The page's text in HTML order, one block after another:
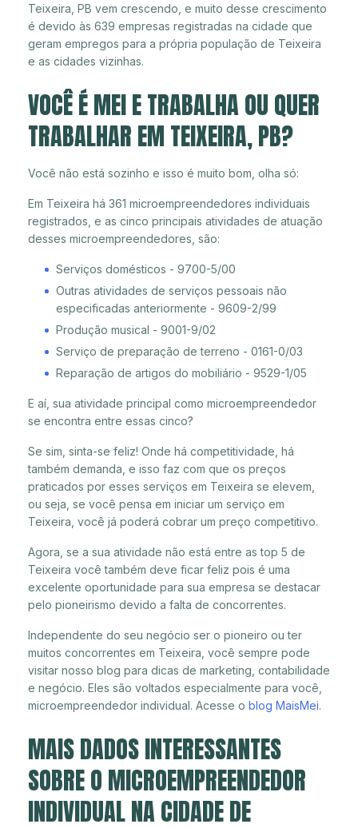
Teixeira, PB vem crescendo, e muito desse crescimento
é devido às 639 empresas registradas na cidade que
geram empregos para a própria população de Teixeira
e as cidades vizinhas.
VOCÊ É MEI E TRABALHA OU QUER
TRABALHAR EM TEIXEIRA, PB?
Você não está sozinho e isso é muito bom, olha só:
Em Teixeira há 361 microempreendedores individuais
registrados, e as cinco principais atividades de atuação
desses microempreendedores, são:
Serviços domésticos - 9700-5/00
Outras atividades de serviços pessoais não
especificadas anteriormente - 9609-2/99
Produção musical - 9001-9/02
Serviço de preparação de terreno - 0161-0/03
Reparação de artigos do mobiliário - 9529-1/05
E aí, sua atividade principal como microempreendedor
se encontra entre essas cinco?
Se sim, sinta-se feliz! Onde há competitividade, há
também demanda, e isso faz com que os preços
praticados por esses serviços em Teixeira se elevem,
ou seja, se você pensa em iniciar um serviço em
Teixeira, você já poderá cobrar um preço competitivo.
Agora, se a sua atividade não está entre as top 5 de
Teixeira você também deve ficar feliz pois é uma
excelente oportunidade para sua empresa se destacar
pelo pioneirismo devido a falta de concorrentes.
Independente do seu negócio ser o pioneiro ou ter
muitos concorrentes em Teixeira, você sempre pode
visitar nosso blog para dicas de marketing, contabilidade
e negócio. Eles são voltados especialmente para você,
microempreendedor individual. Acesse o blog MaisMei.
MAIS DADOS INTERESSANTES
SOBRE O MICROEMPREENDEDOR
INDIVIDUAL NA CIDADE DE